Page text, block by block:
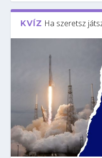
KVÍZ Ha szeretsz